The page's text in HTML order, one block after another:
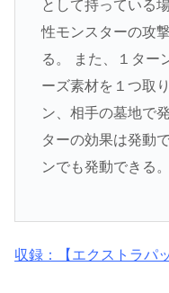
として持っている
性モンスターの攻
る。 また、１ター
ーズ素材を１つ取
ン、相手の墓地で
ターの効果は発動
ンでも発動できる。
収録：【エクストラパ